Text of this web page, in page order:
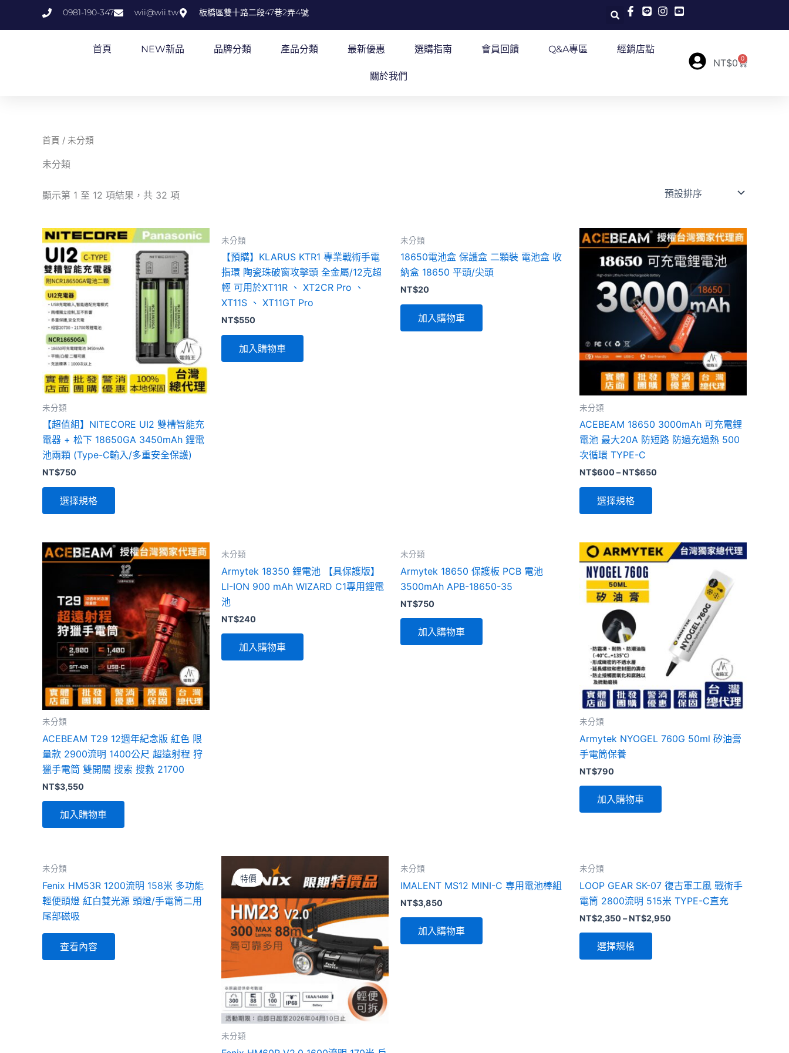
0981-190-347 wii@wii.tw 板橋區雙十路二段47巷2弄4號
首頁 NEW新品 品牌分類 產品分類 最新優惠 選購指南 會員回饋 Q&A專區 經銷店點
關於我們
NT$0 0
購
首頁 / 未分類
未分類
顯示第 1 至 12 項結果，共 32 項
未分類
【超值組】NITECORE UI2 雙槽智能充
電器 + 松下 18650GA 3450mAh 鋰電
池兩顆 (Type-C輸入/多重安全保護)
NT$750
選擇規格
此
在
產
頁
面
選
未分類
【預購】KLARUS KTR1 專業戰術手電
指環 陶瓷珠破窗攻擊頭 全金屬/12克超
輕 可用於XT11R 、 XT2CR Pro 、
XT11S 、 XT11GT Pro
NT$550
加入購物車
未分類
18650電池盒 保護盒 二顆裝 電池盒 收
納盒 18650 平頭/尖頭
NT$20
加入購物車
未分類
ACEBEAM 18650 3000mAh 可充電鋰
電池 最大20A 防短路 防過充過熱 500
次循環 TYPE-C
NT$600–NT$650
選擇規格
此
產
品
有
多
種
款
式。
可
在
產
頁
面
選
未分類
ACEBEAM T29 12週年紀念版 紅色 限
量款 2900流明 1400公尺 超遠射程 狩
獵手電筒 雙開關 搜索 搜救 21700
NT$3,550
加入購物車
未分類
Armytek 18350 鋰電池 【具保護版】
LI-ION 900 mAh WIZARD C1專用鋰電
池
NT$240
加入購物車
未分類
Armytek 18650 保護板 PCB 電池
3500mAh APB-18650-35
NT$750
加入購物車
未分類
Armytek NYOGEL 760G 50ml 矽油膏
手電筒保養
NT$790
加入購物車
未分類
Fenix HM53R 1200流明 158米 多功能
輕便頭燈 紅白雙光源 頭燈/手電筒二用
尾部磁吸
查看內容
特價
未分類
始
價
NT$3,380。
價
格：
NT$2,480。
未分類
IMALENT MS12 MINI-C 専用電池棒組
NT$3,850
加入購物車
未分類
LOOP GEAR SK-07 復古軍工風 戰術手
電筒 2800流明 515米 TYPE-C直充
NT$2,350–NT$2,950
選擇規格
多
款